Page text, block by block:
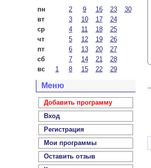
пн
2 9 16 23
30
вт
3 10 17
24
ср
4 11 18
25
чт
5 12 19
26
пт
6 13 20
27
сб
7 14 21
28
вс
1 8 15 22 29
Меню
Добавить программу
Вход
Регистрация
Мои программы
Оставить отзыв